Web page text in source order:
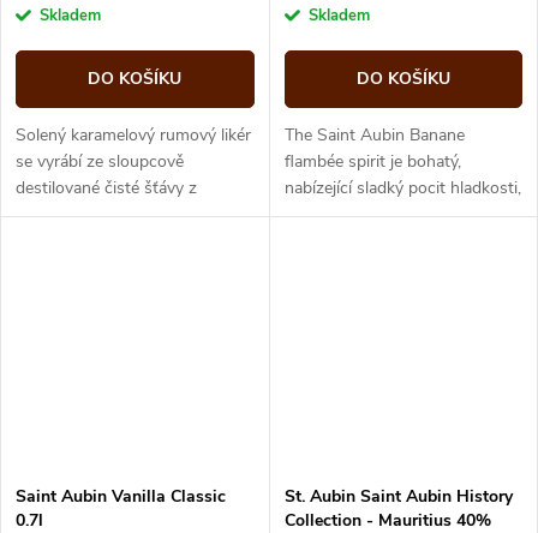
cena:Skladem
DO KOŠÍKU
Solený karamelový rumový likér
se vyrábí ze sloupcově
destilované čisté šťávy z
cukrové třtiny a redukuje se na
cena:Skladem
DO KOŠÍKU
The Saint Aubin Banane
flambée spirit je bohatý,
nabízející sladký pocit hladkosti,
je ideální jako likér nebo
Saint Aubin Vanilla Classic
0.7l
St. Aubin Saint Aubin History
Collection - Mauritius 40%